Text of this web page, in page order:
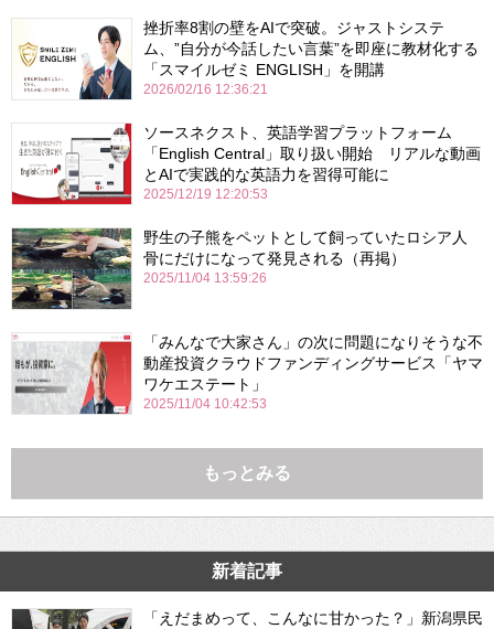
挫折率8割の壁をAIで突破。ジャストシステ
ム、”自分が今話したい言葉”を即座に教材化する
「スマイルゼミ ENGLISH」を開講
2026/02/16 12:36:21
ソースネクスト、英語学習プラットフォーム
「English Central」取り扱い開始 リアルな動画
とAIで実践的な英語力を習得可能に
2025/12/19 12:20:53
野生の子熊をペットとして飼っていたロシア人
骨にだけになって発見される（再掲）
2025/11/04 13:59:26
「みんなで大家さん」の次に問題になりそうな不
動産投資クラウドファンディングサービス「ヤマ
ワケエステート」
2025/11/04 10:42:53
もっとみる
新着記事
「えだまめって、こんなに甘かった？」新潟県民